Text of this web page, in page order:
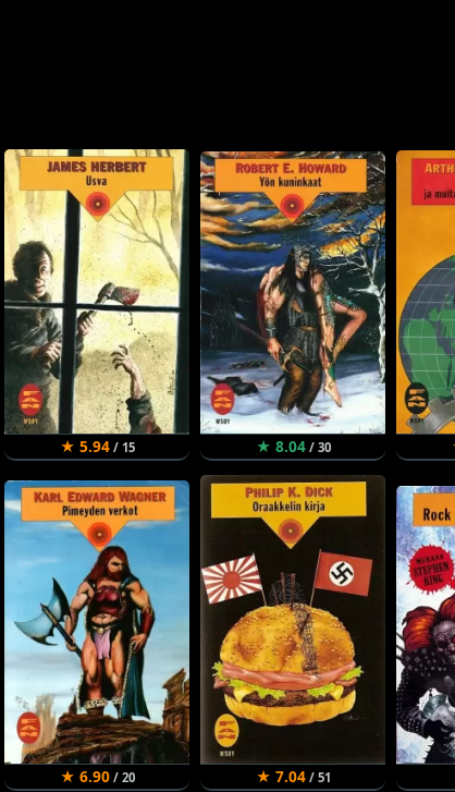
★ 5.94/ 15 ★ 8.04/ 30
★ 6.90/ 20 ★ 7.04/ 51